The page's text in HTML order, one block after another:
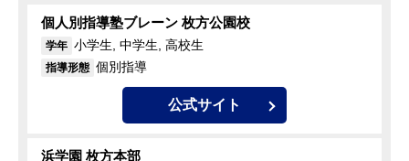
個人別指導塾ブレーン 枚方公園校
学年 小学生, 中学生, 高校生
指導形態 個別指導
公式サイト
浜学園 枚方本部